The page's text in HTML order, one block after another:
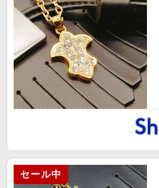
セール中